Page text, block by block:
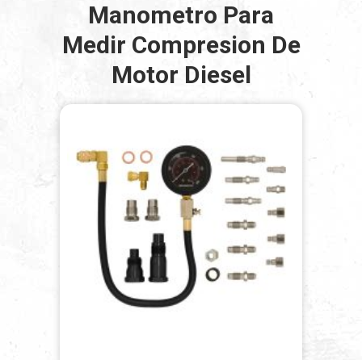
Manometro Para
Medir Compresion De
Motor Diesel